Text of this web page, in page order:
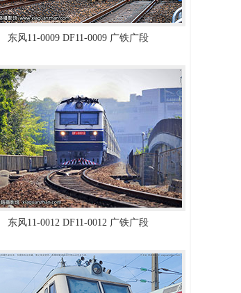
东风11-0009 DF11-0009 广铁广段
东风11-0012 DF11-0012 广铁广段